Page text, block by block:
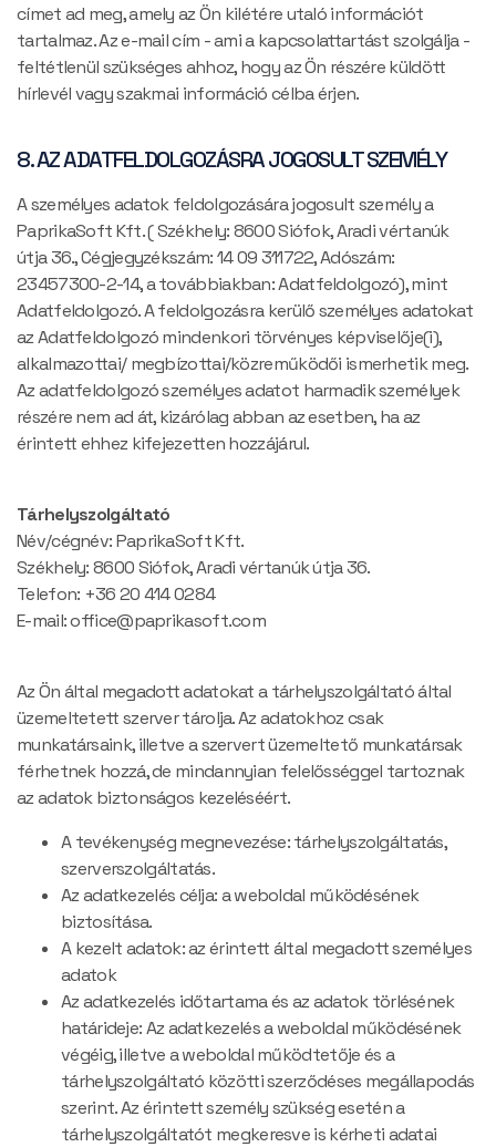
címet ad meg, amely az Ön kilétére utaló információt
tartalmaz. Az e-mail cím - ami a kapcsolattartást szolgálja -
feltétlenül szükséges ahhoz, hogy az Ön részére küldött
hírlevél vagy szakmai információ célba érjen.
8. AZ ADATFELDOLGOZÁSRA JOGOSULT SZEMÉLY
A személyes adatok feldolgozására jogosult személy a
PaprikaSoft Kft. ( Székhely: 8600 Siófok, Aradi vértanúk
útja 36., Cégjegyzékszám: 14 09 311722, Adószám:
23457300-2-14, a továbbiakban: Adatfeldolgozó), mint
Adatfeldolgozó. A feldolgozásra kerülő személyes adatokat
az Adatfeldolgozó mindenkori törvényes képviselője(i),
alkalmazottai/ megbízottai/közreműködői ismerhetik meg.
Az adatfeldolgozó személyes adatot harmadik személyek
részére nem ad át, kizárólag abban az esetben, ha az
érintett ehhez kifejezetten hozzájárul.
Tárhelyszolgáltató
Név/cégnév: PaprikaSoft Kft.
Székhely: 8600 Siófok, Aradi vértanúk útja 36.
Telefon: +36 20 414 0284
E-mail: office@paprikasoft.com
Az Ön által megadott adatokat a tárhelyszolgáltató által
üzemeltetett szerver tárolja. Az adatokhoz csak
munkatársaink, illetve a szervert üzemeltető munkatársak
férhetnek hozzá, de mindannyian felelősséggel tartoznak
az adatok biztonságos kezeléséért.
A tevékenység megnevezése: tárhelyszolgáltatás,
szerverszolgáltatás.
Az adatkezelés célja: a weboldal működésének
biztosítása.
A kezelt adatok: az érintett által megadott személyes
adatok
Az adatkezelés időtartama és az adatok törlésének
határideje: Az adatkezelés a weboldal működésének
végéig, illetve a weboldal működtetője és a
tárhelyszolgáltató közötti szerződéses megállapodás
szerint. Az érintett személy szükség esetén a
tárhelyszolgáltatót megkeresve is kérheti adatai